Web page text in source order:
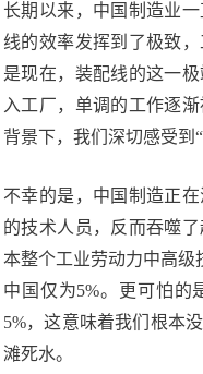
长期以来，中国制造业
线的效率发挥到了极致
是现在，装配线的这一
入工厂，单调的工作逐
背景下，我们深切感受到
不幸的是，中国制造正
的技术人员，反而吞噬
本整个工业劳动力中高级
中国仅为5%。更可怕的
5%，这意味着我们根本
滩死水。